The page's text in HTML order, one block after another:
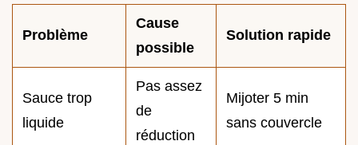
Problème
Cause
possible
Solution rapide
Sauce trop
liquide
Pas assez
de
réduction
Mijoter 5 min
sans couvercle